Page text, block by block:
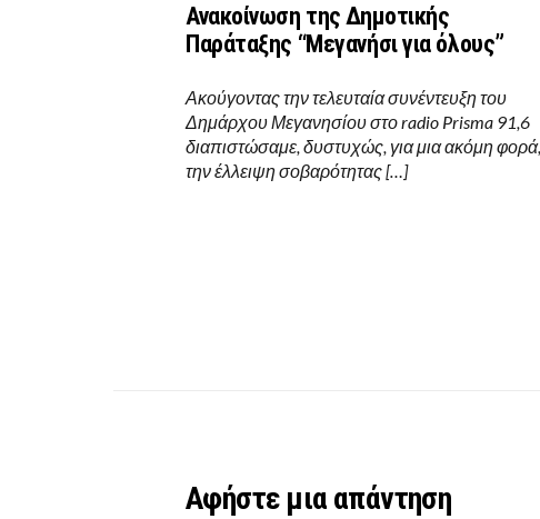
Ανακοίνωση της Δημοτικής
Παράταξης “Μεγανήσι για όλους”
Ακούγοντας την τελευταία συνέντευξη του
Δημάρχου Μεγανησίου στο radio Prisma 91,6
διαπιστώσαμε, δυστυχώς, για μια ακόμη φορά,
την έλλειψη σοβαρότητας […]
Αφήστε μια απάντηση